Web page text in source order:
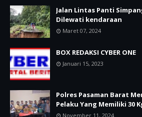
Jalan Lintas Panti
Dilewati kendaraan
Maret 07, 2024
BOX REDAKSI CYBER ONE
Januari 15, 2023
Polres Pasaman Barat
Pelaku Yang Memiliki 30
November 11, 2024